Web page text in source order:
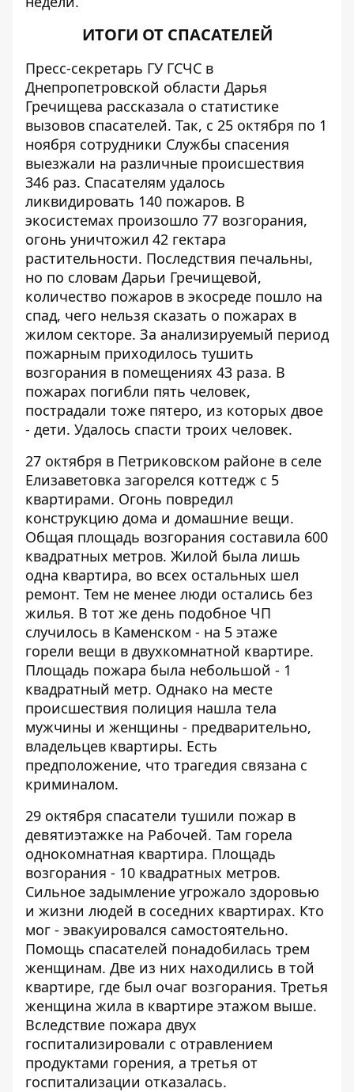
ИТОГИ ОТ СПАСАТЕЛЕЙ
Пресс-секретарь ГУ ГСЧС в
Днепропетровской области Дарья
Гречищева рассказала о статистике
вызовов спасателей. Так, с 25 октября по 1
ноября сотрудники Службы спасения
выезжали на различные происшествия
346 раз. Спасателям удалось
ликвидировать 140 пожаров. В
экосистемах произошло 77 возгорания,
огонь уничтожил 42 гектара
растительности. Последствия печальны,
но по словам Дарьи Гречищевой,
количество пожаров в экосреде пошло на
спад, чего нельзя сказать о пожарах в
жилом секторе. За анализируемый период
пожарным приходилось тушить
возгорания в помещениях 43 раза. В
пожарах погибли пять человек,
пострадали тоже пятеро, из которых двое
- дети. Удалось спасти троих человек.
27 октября в Петриковском районе в селе
Елизаветовка загорелся коттедж с 5
квартирами. Огонь повредил
конструкцию дома и домашние вещи.
Общая площадь возгорания составила 600
квадратных метров. Жилой была лишь
одна квартира, во всех остальных шел
ремонт. Тем не менее люди остались без
жилья. В тот же день подобное ЧП
случилось в Каменском - на 5 этаже
горели вещи в двухкомнатной квартире.
Площадь пожара была небольшой - 1
квадратный метр. Однако на месте
происшествия полиция нашла тела
мужчины и женщины - предварительно,
владельцев квартиры. Есть
предположение, что трагедия связана с
криминалом.
29 октября спасатели тушили пожар в
девятиэтажке на Рабочей. Там горела
однокомнатная квартира. Площадь
возгорания - 10 квадратных метров.
Сильное задымление угрожало здоровью
и жизни людей в соседних квартирах. Кто
мог - эвакуировался самостоятельно.
Помощь спасателей понадобилась трем
женщинам. Две из них находились в той
квартире, где был очаг возгорания. Третья
женщина жила в квартире этажом выше.
Вследствие пожара двух
госпитализировали с отравлением
продуктами горения, а третья от
госпитализации отказалась.